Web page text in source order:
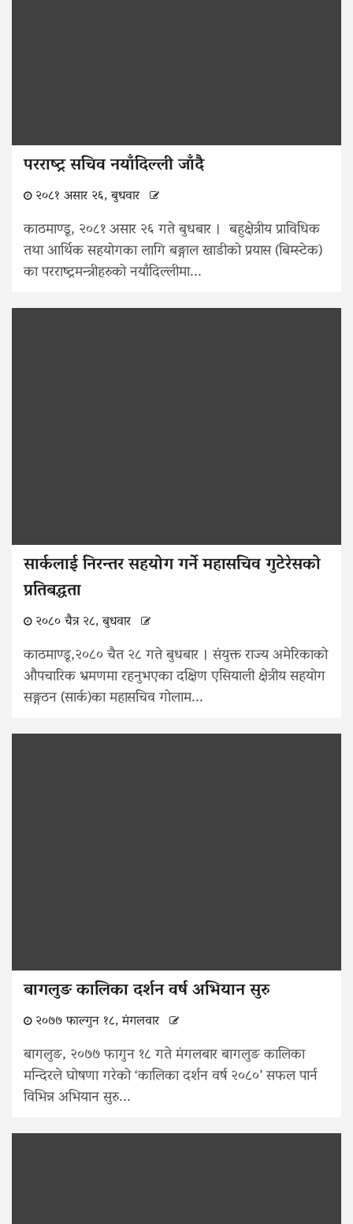
परराष्ट्र सचिव नयाँदिल्ली जाँदै
२०८१ असार २६, बुधवार
काठमाण्डू, २०८१ असार २६ गते बुधबार । बहुक्षेत्रीय प्राविधिक
तथा आर्थिक सहयोगका लागि बङ्गाल खाडीको प्रयास (बिम्स्टेक)
का परराष्ट्रमन्त्रीहरुको नयाँदिल्लीमा...
सार्कलाई निरन्तर सहयोग गर्ने महासचिव गुटेरेसको
प्रतिबद्धता
२०८० चैत्र २८, बुधवार
काठमाण्डू,२०८० चैत २८ गते बुधबार । संयुक्त राज्य अमेरिकाको
औपचारिक भ्रमणमा रहनुभएका दक्षिण एसियाली क्षेत्रीय सहयोग
सङ्गठन (सार्क)का महासचिव गोलाम...
बागलुङ कालिका दर्शन वर्ष अभियान सुरु
२०७७ फाल्गुन १८, मंगलवार
बागलुङ, २०७७ फागुन १८ गते मंगलबार बागलुङ कालिका
मन्दिरले घोषणा गरेको ‘कालिका दर्शन वर्ष २०८०’ सफल पार्न
विभिन्न अभियान सुरु...